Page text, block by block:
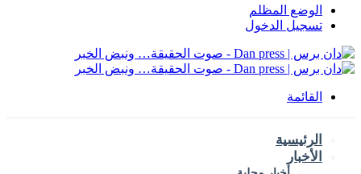
الوضع المظلم
تسجيل الدخول
القائمة
الرئيسية
الأخبار